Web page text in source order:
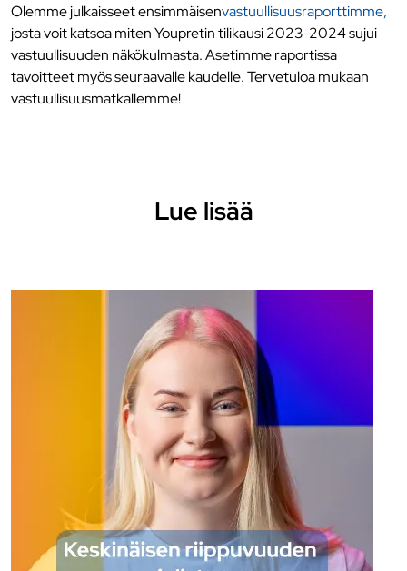
Olemme julkaisseet ensimmäisenvastuullisuusraporttimme,
josta voit katsoa miten Youpretin tilikausi 2023-2024 sujui
vastuullisuuden näkökulmasta. Asetimme raportissa
tavoitteet myös seuraavalle kaudelle. Tervetuloa mukaan
vastuullisuusmatkallemme!
Lue lisää